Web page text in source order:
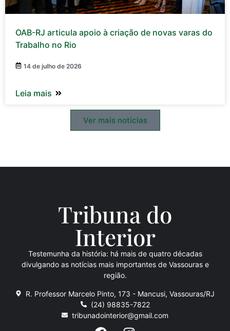
OAB-RJ articula apoio à criação de novas varas do
Trabalho no Rio
14 de julho de 2026
Leia mais
Ver mais notícias
Tribuna do
Interior
Testemunha da história: há mais de quatro décadas
divulgando as notícias mais importantes de Vassouras e
região.
R. Professor Marcelo Pinto, 173 - Mancusi, Vassouras/RJ
(24) 98835-7822
tribunadointerior@gmail.com